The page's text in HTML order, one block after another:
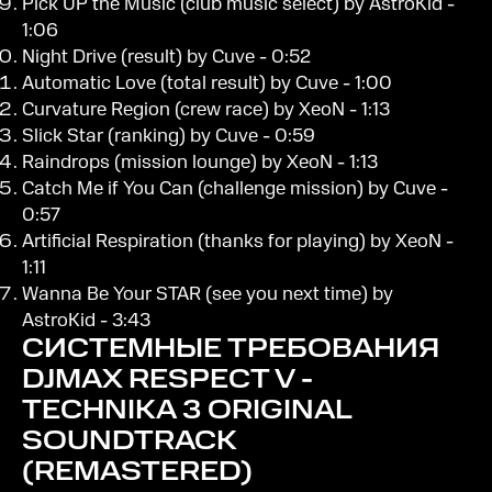
1:06
Night Drive (result) by Cuve - 0:52
Automatic Love (total result) by Cuve - 1:00
Curvature Region (crew race) by XeoN - 1:13
Slick Star (ranking) by Cuve - 0:59
Raindrops (mission lounge) by XeoN - 1:13
Catch Me if You Can (challenge mission) by Cuve -
0:57
Artificial Respiration (thanks for playing) by XeoN -
1:11
Wanna Be Your STAR (see you next time) by
AstroKid - 3:43
СИСТЕМНЫЕ ТРЕБОВАНИЯ
DJMAX RESPECT V -
TECHNIKA 3 ORIGINAL
SOUNDTRACK
(REMASTERED)